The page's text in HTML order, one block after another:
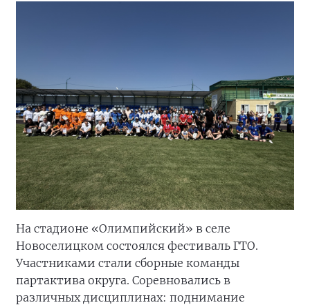
На стадионе «Олимпийский» в селе
Новоселицком состоялся фестиваль ГТО.
Участниками стали сборные команды
партактива округа. Соревновались в
различных дисциплинах: поднимание